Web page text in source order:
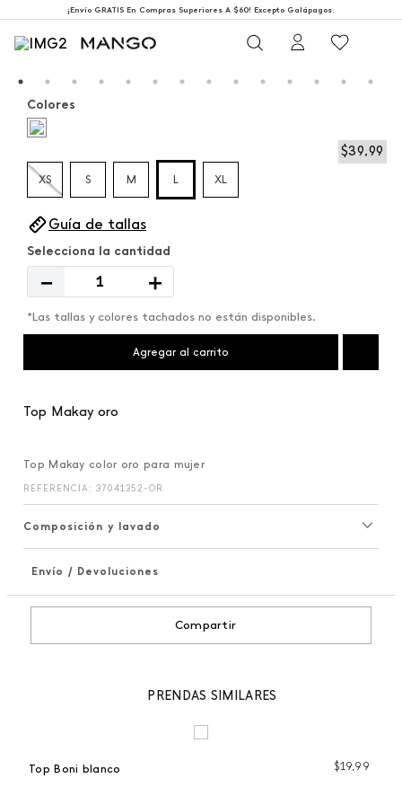
¡Envío GRATIS En Compras Superiores A $60! Excepto Galápagos.
$39,99
Colores
XS S M L XL
Guía de tallas
＋
－
*Las tallas y colores tachados no están disponibles.
Agregar al carrito
Top Makay oro
Top Makay color oro para mujer
REFERENCIA : 37041352-OR
Composición y lavado
Envío / Devoluciones
Compartir
PRENDAS SIMILARES
Top Boni blanco $19,99